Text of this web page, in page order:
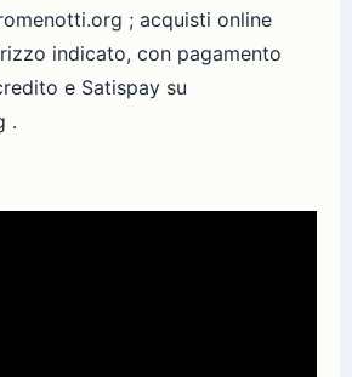
; acquisti online
indicato, con pagamento
e Satispay su
.